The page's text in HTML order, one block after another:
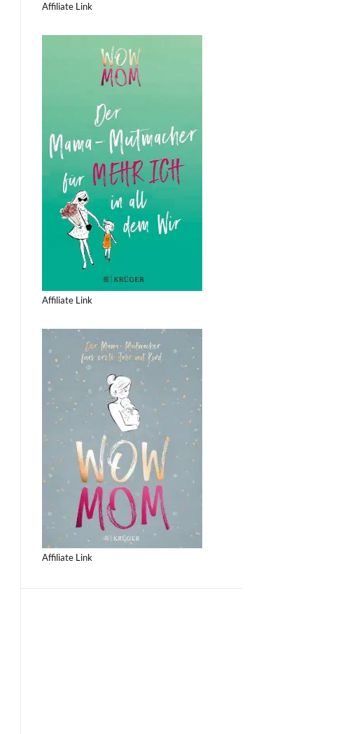
Affiliate Link
Affiliate Link
Affiliate Link